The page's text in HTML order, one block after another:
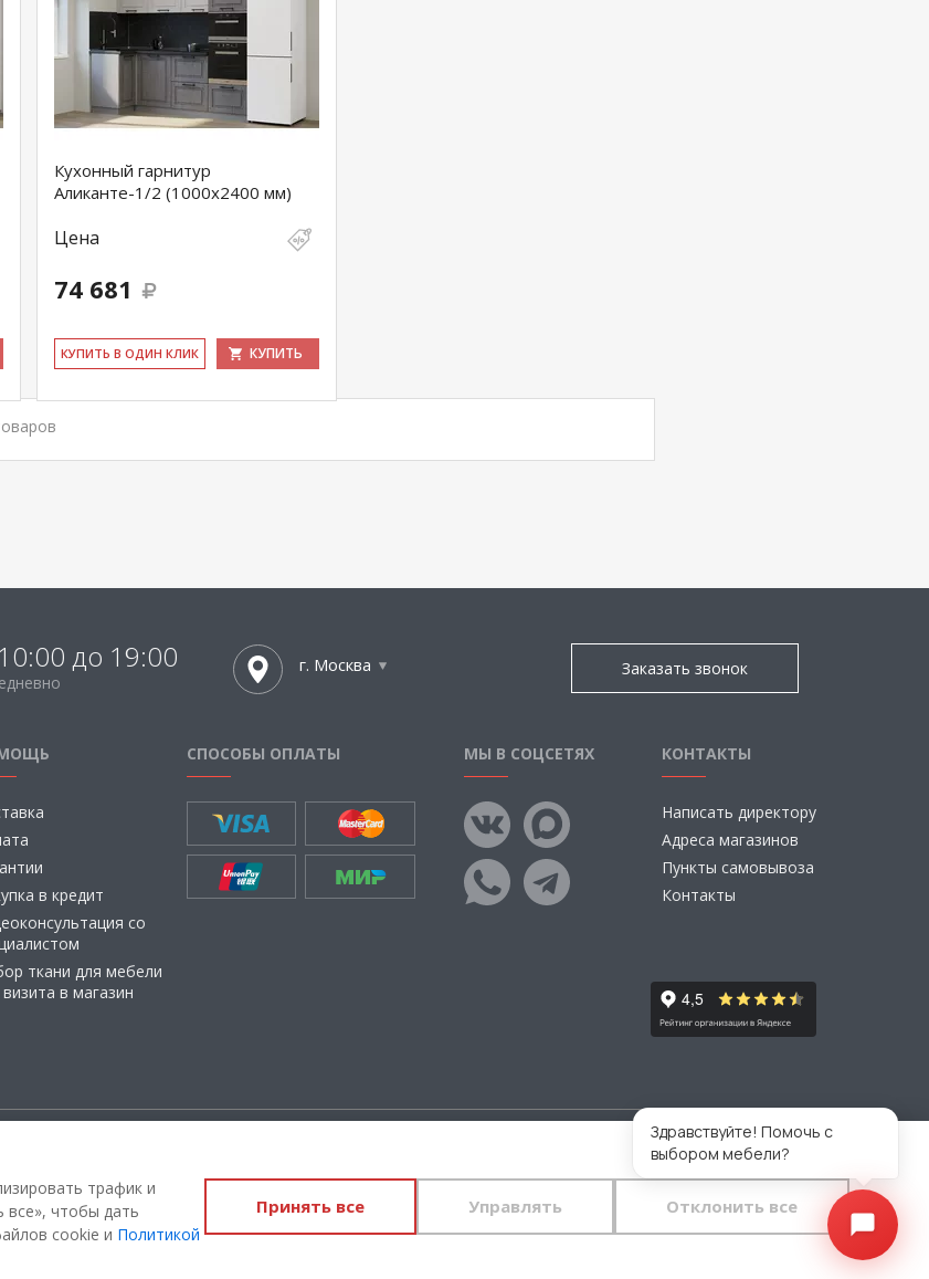
Кухонный гарнитур
Аликанте-1/2 (1000х2400 мм)
Цена
74 681
КУ­ПИТЬ В ОДИН КЛИК КУПИТЬ
до 19:00 г. Москва Заказать звонок
в кредит
со
ткани для мебели
в магазин
СПОСОБЫ ОПЛАТЫ МЫ В СОЦСЕТЯХ КОНТАКТЫ
Написать директору
Адреса магазинов
Пункты самовывоза
Контакты
Администрация Сайта не несет ответственности за размещаемые Пользователями
материалы, их содержание, качество.
Вы принимаете условияполитики конфиденциальности
пользовательского
соглашения
на сайте 100диванов.com
трафик и
все», чтобы дать
cookie и Политикой
Принять все Управлять Отклонить все
Здравствуйте! Помочь с
выбором мебели?